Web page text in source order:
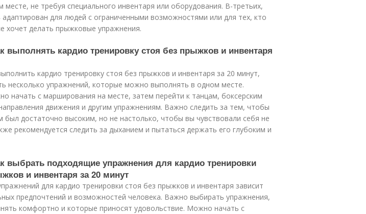
месте, не требуя специального инвентаря или оборудования. В-третьих,
для людей с ограниченными возможностями или для тех, кто
хочет делать прыжковые упражнения.
выполнять кардио тренировку стоя без прыжков и инвентаря
кардио тренировку стоя без прыжков и инвентаря за 20 минут,
несколько упражнений, которые можно выполнять в одном месте.
начать с марширования на месте, затем перейти к танцам, боксерским
движения и другим упражнениям. Важно следить за тем, чтобы
был достаточно высоким, но не настолько, чтобы вы чувствовали себя не
рекомендуется следить за дыханием и пытаться держать его глубоким и
выбрать подходящие упражнения для кардио тренировки
и инвентаря за 20 минут
для кардио тренировки стоя без прыжков и инвентаря зависит
предпочтений и возможностей человека. Важно выбирать упражнения,
комфортно и которые приносят удовольствие. Можно начать с